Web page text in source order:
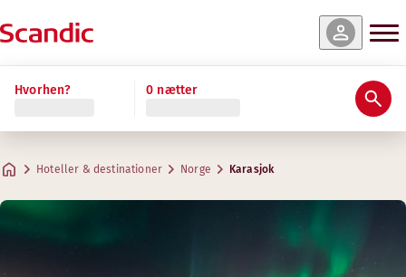
Hvorhen? 0 nætter
Hoteller & destinationer Norge Karasjok